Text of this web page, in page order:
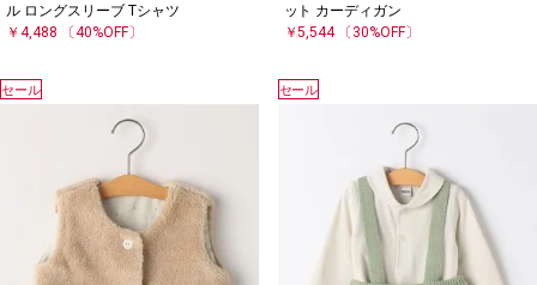
ル ロングスリーブ Tシャツ
￥4,488 〔40%OFF〕
ット カーディガン
￥5,544〔30%OFF〕
セール セール